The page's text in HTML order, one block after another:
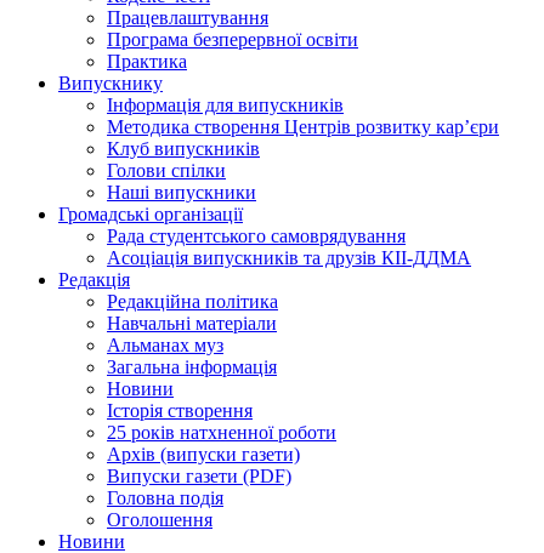
Працевлаштування
Програма безперервної освіти
Практика
Випускнику
Інформація для випускників
Методика створення Центрів розвитку кар’єри
Клуб випускників
Голови спілки
Наші випускники
Громадські організації
Рада студентського самоврядування
Асоціація випускників та друзів КІІ-ДДМА
Редакція
Редакційна політика
Навчальні матеріали
Альманах муз
Загальна інформація
Новини
Історія створення
25 років натхненної роботи
Архів (випуски газети)
Випуски газети (PDF)
Головна подія
Оголошення
Новини